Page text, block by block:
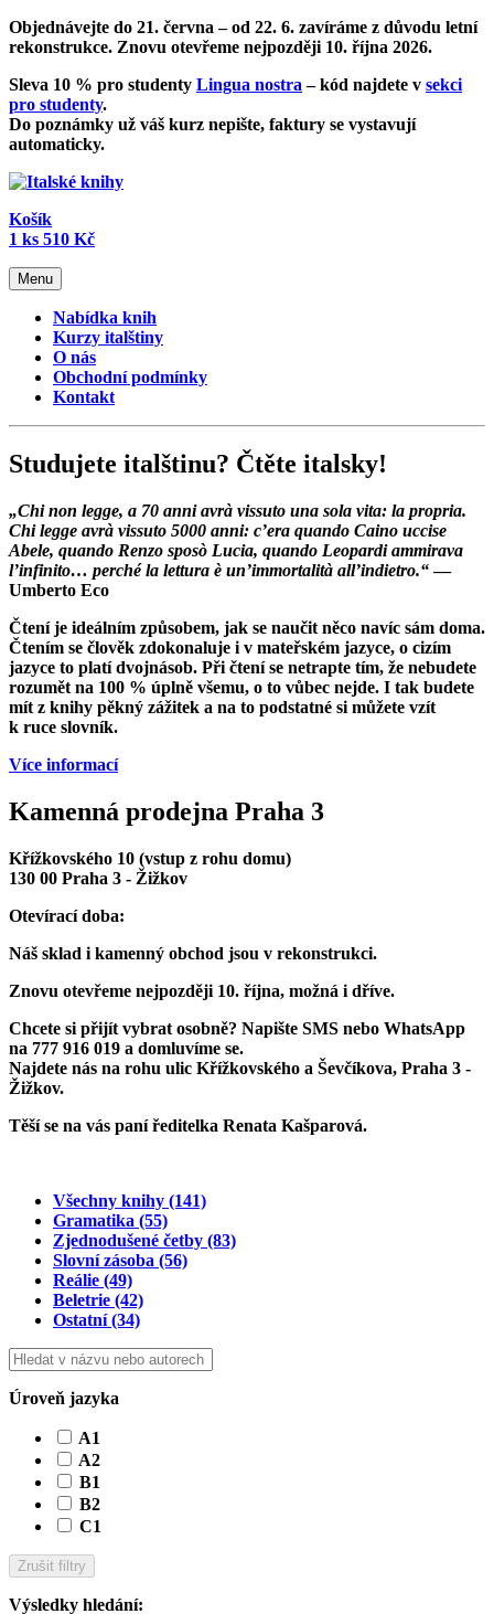
Objednávejte do 21. června – od 22. 6. zavíráme z důvodu letní
rekonstrukce. Znovu otevřeme nejpozději 10. října 2026.
Sleva 10 % pro studenty Lingua nostra – kód najdete v sekci
pro studenty.
Do poznámky už váš kurz nepište, faktury se vystavují
automaticky.
Košík
1 ks 510 Kč
Menu
Nabídka knih
Kurzy italštiny
O nás
Obchodní podmínky
Kontakt
Studujete italštinu? Čtěte italsky!
„Chi non legge, a 70 anni avrà vissuto una sola vita: la propria.
Chi legge avrà vissuto 5000 anni: c’era quando Caino uccise
Abele, quando Renzo sposò Lucia, quando Leopardi ammirava
l’infinito… perché la lettura è un’immortalità all’indietro.“—
Umberto Eco
Čtení je ideálním způsobem, jak se naučit něco navíc sám doma.
Čtením se člověk zdokonaluje i v mateřském jazyce, o cizím
jazyce to platí dvojnásob. Při čtení se netrapte tím, že nebudete
rozumět na 100 % úplně všemu, o to vůbec nejde. I tak budete
mít z knihy pěkný zážitek a na to podstatné si můžete vzít
k ruce slovník.
Více informací
Kamenná prodejna Praha 3
Křížkovského 10 (vstup z rohu domu)
130 00 Praha 3 - Žižkov
Otevírací doba:
Náš sklad i kamenný obchod jsou v rekonstrukci.
Znovu otevřeme nejpozději 10. října, možná i dříve.
Chcete si přijít vybrat osobně? Napište SMS nebo WhatsApp
na 777 916 019 a domluvíme se.
Najdete nás na rohu ulic Křížkovského a Ševčíkova, Praha 3 -
Žižkov.
Těší se na vás paní ředitelka Renata Kašparová.
Všechny knihy (141)
Gramatika (55)
Zjednodušené četby (83)
Slovní zásoba (56)
Reálie (49)
Beletrie (42)
Ostatní(34)
Úroveň jazyka
A1
A2
B1
B2
C1
Zrušit filtry
Výsledky hledání: